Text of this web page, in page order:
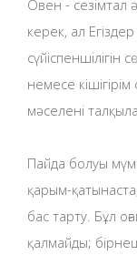
Овен - сезімтал
керек, ал
немесе
мәселені
Пайда болуы
қарым-
бас тарту. Бұл
қалмайды;